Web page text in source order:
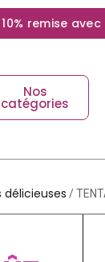
remise avec le
Nos
catégories
délicieuses /